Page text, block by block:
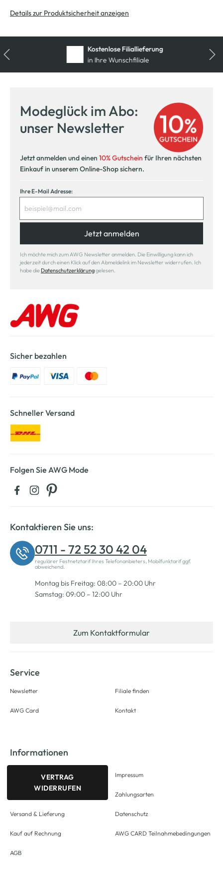
Details zur Produktsicherheit anzeigen
Kostenlose Filiallieferung
in Ihre Wunschfiliale
Modeglück im Abo:
unser Newsletter
Jetzt anmelden und einen 10% Gutschein für Ihren nächsten
Einkauf in unserem Online-Shop sichern.
Ihre E-Mail Adresse:
Jetzt anmelden
Ich möchte mich zum AWG Newsletter anmelden. Die Einwilligung kann ich
jederzeit durch einen Klick auf den Abmeldelink im Newsletter widerrufen. Ich
habe die Datenschutzerklärunggelesen.
Sicher bezahlen
Schneller Versand
Folgen Sie AWG Mode
Kontaktieren Sie uns:
0711 - 72 52 30 42 04
regulärer Festnetztarif Ihres Telefonanbieters, Mobilfunktarif ggf.
abweichend.
Montag bis Freitag: 08:00 – 20:00 Uhr
Samstag: 09:00 – 12:00 Uhr
Zum Kontaktformular
Service
Newsletter
AWG Card
Filiale finden
Kontakt
Informationen
VERTRAG
WIDERRUFEN
Versand & Lieferung
Kauf auf Rechnung
AGB
Impressum
Zahlungsarten
Datenschutz
AWG CARD Teilnahmebedingungen